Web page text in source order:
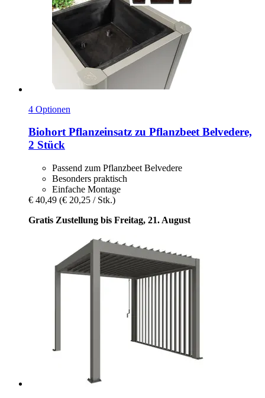
4 Optionen
BiohortPflanzeinsatz zu Pflanzbeet Belvedere,
2 Stück
Passend zum Pflanzbeet Belvedere
Besonders praktisch
Einfache Montage
€ 40,49 (€ 20,25 / Stk.)
Gratis Zustellung bis Freitag, 21. August